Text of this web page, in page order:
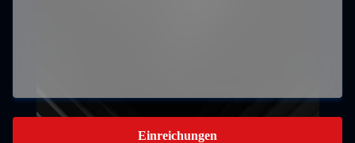
Einreichungen